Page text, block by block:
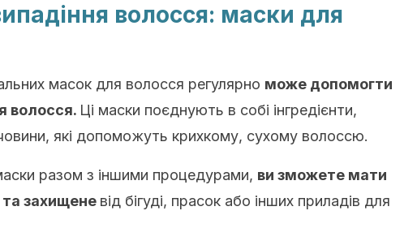
волосся: маски для
масок для волосся регулярно може допомогти
волосся. Ці маски поєднують в собі інгредієнти,
які допоможуть крихкому, сухому волоссю.
разом з іншими процедурами, ви зможете мати
та захищене від бігуді, прасок або інших приладів для